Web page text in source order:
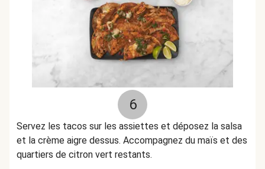
6
Servez les tacos sur les assiettes et déposez la salsa
et la crème aigre dessus. Accompagnez du maïs et des
quartiers de citron vert restants.